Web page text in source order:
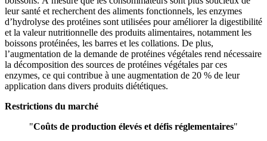
leur santé et recherchent des aliments fonctionnels, les enzymes
d’hydrolyse des protéines sont utilisées pour améliorer la digestibilité
et la valeur nutritionnelle des produits alimentaires, notamment les
boissons protéinées, les barres et les collations. De plus,
l’augmentation de la demande de protéines végétales rend nécessaire
la décomposition des sources de protéines végétales par ces
enzymes, ce qui contribue à une augmentation de 20 % de leur
application dans divers produits diététiques.
Restrictions du marché
"Coûts de production élevés et défis réglementaires"